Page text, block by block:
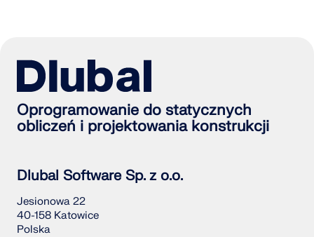
Oprogramowanie do statycznych
obliczeń i projektowania konstrukcji
Dlubal Software Sp. z o.o.
Jesionowa 22
40-158 Katowice
Polska